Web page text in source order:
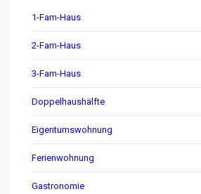
1-Fam-Haus
2-Fam-Haus
3-Fam-Haus
Doppelhaushälfte
Eigentumswohnung
Ferienwohnung
Gastronomie